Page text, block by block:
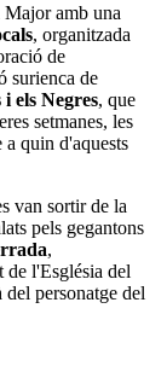
amb una
, organitzada
de
surienca de
els Negres, que
setmanes, les
quin d'aquests
van sortir de la
pels gegantons
,
de l'Església del
personatge del